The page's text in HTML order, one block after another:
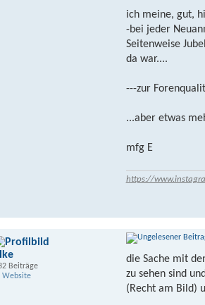
ich meine, gut,
-bei jeder
Seitenweise
da war....
---zur
...aber etwas
mfg E
https://
die Sache mit
zu sehen sind
(Recht am Bild)
Beiträge
Website